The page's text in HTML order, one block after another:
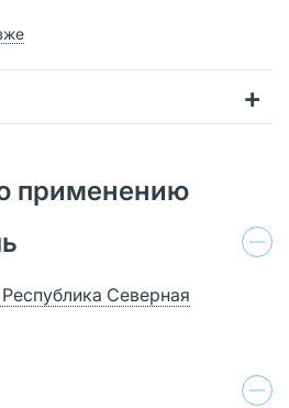
применению
Северная